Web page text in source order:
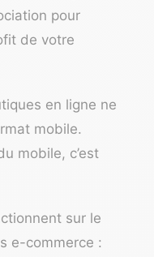
pour
de votre
en ligne ne
mobile.
mobile, c’est
sur le
e-commerce :